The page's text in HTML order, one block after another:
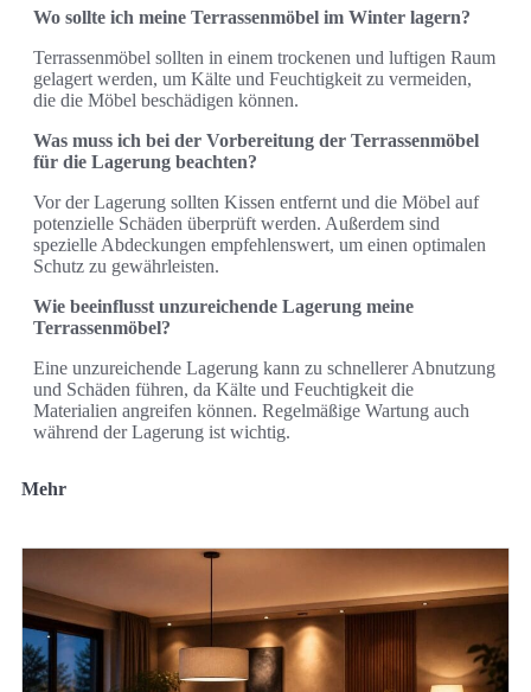
Wo sollte ich meine Terrassenmöbel im Winter lagern?
Terrassenmöbel sollten in einem trockenen und luftigen Raum
gelagert werden, um Kälte und Feuchtigkeit zu vermeiden,
die die Möbel beschädigen können.
Was muss ich bei der Vorbereitung der Terrassenmöbel
für die Lagerung beachten?
Vor der Lagerung sollten Kissen entfernt und die Möbel auf
potenzielle Schäden überprüft werden. Außerdem sind
spezielle Abdeckungen empfehlenswert, um einen optimalen
Schutz zu gewährleisten.
Wie beeinflusst unzureichende Lagerung meine
Terrassenmöbel?
Eine unzureichende Lagerung kann zu schnellerer Abnutzung
und Schäden führen, da Kälte und Feuchtigkeit die
Materialien angreifen können. Regelmäßige Wartung auch
während der Lagerung ist wichtig.
Mehr